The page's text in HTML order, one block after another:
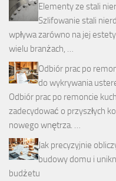
Elementy ze stali
Szlifowanie stali
wpływa zarówno na jej
wielu branżach, …
Odbiór prac po
do wykrywania
Odbiór prac po remoncie
zadecydować o przyszłych
nowego wnętrza. …
Jak precyzyjnie
budowy domu i
budżetu